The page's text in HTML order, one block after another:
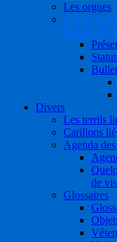
Les orgues
S.O.S.
Sainte-
Divers
Les terrils
Carillons
Agenda
de
Glossaires